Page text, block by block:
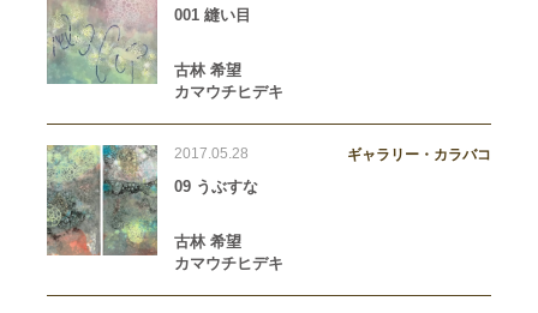
001 縫い目
古林 希望
カマウチヒデキ
2017.05.28 ギャラリー・カラバコ
09 うぶすな
古林 希望
カマウチヒデキ